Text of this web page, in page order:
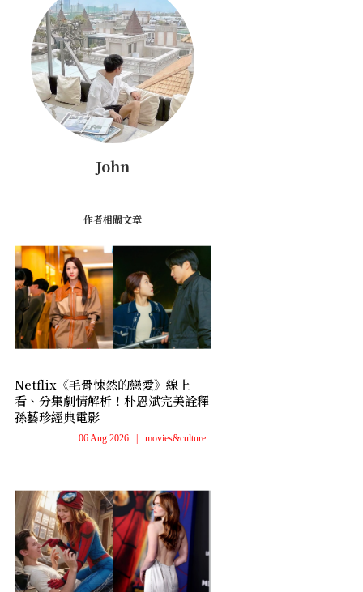
John
作者相關文章
Netflix《毛骨悚然的戀愛》線上
看、分集劇情解析！朴恩斌完美詮釋
孫藝珍經典電影
06 Aug 2026 | movies&culture